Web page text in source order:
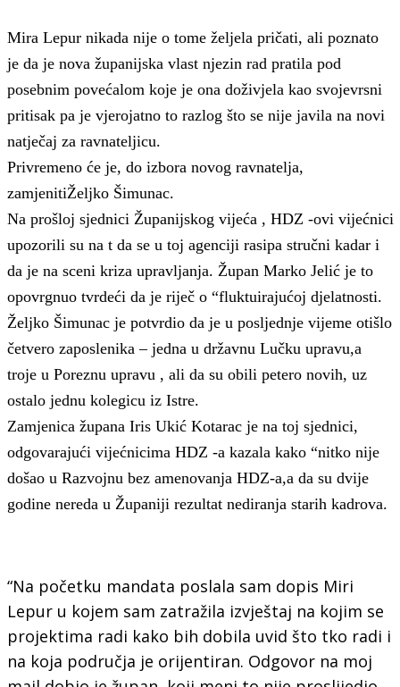
Mira Lepur nikada nije o tome željela pričati, ali poznato
je da je nova županijska vlast njezin rad pratila pod
posebnim povećalom koje je ona doživjela kao svojevrsni
pritisak pa je vjerojatno to razlog što se nije javila na novi
natječaj za ravnateljicu.
Privremeno će je, do izbora novog ravnatelja,
zamjenitiŽeljko Šimunac.
Na prošloj sjednici Županijskog vijeća , HDZ -ovi vijećnici
upozorili su na t da se u toj agenciji rasipa stručni kadar i
da je na sceni kriza upravljanja. Župan Marko Jelić je to
opovrgnuo tvrdeći da je riječ o “fluktuirajućoj djelatnosti.
Željko Šimunac je potvrdio da je u posljednje vijeme otišlo
četvero zaposlenika – jedna u državnu Lučku upravu,a
troje u Poreznu upravu , ali da su obili petero novih, uz
ostalo jednu kolegicu iz Istre.
Zamjenica župana Iris Ukić Kotarac je na toj sjednici,
odgovarajući vijećnicima HDZ -a kazala kako “nitko nije
došao u Razvojnu bez amenovanja HDZ-a,a da su dvije
godine nereda u Županiji rezultat nediranja starih kadrova.
“Na početku mandata poslala sam dopis Miri
Lepur u kojem sam zatražila izvještaj na kojim se
projektima radi kako bih dobila uvid što tko radi i
na koja područja je orijentiran. Odgovor na moj